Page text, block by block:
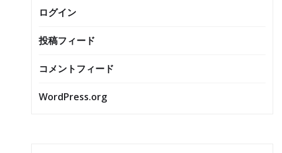
ログイン
投稿フィード
コメントフィード
WordPress.org